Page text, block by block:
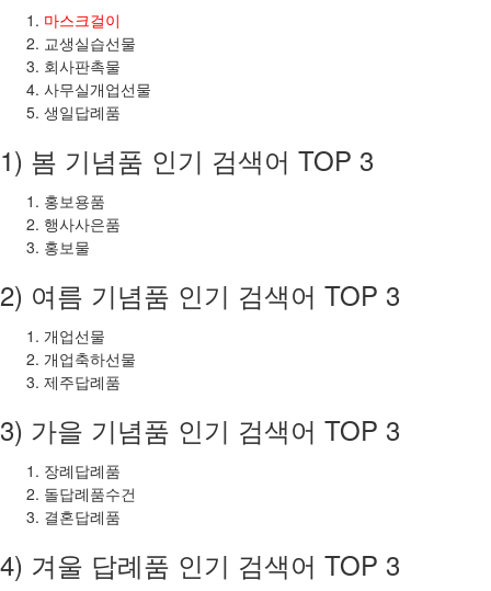
마스크걸이
교생실습선물
회사판촉물
사무실개업선물
생일답례품
1) 봄 기념품 인기 검색어 TOP 3
홍보용품
행사사은품
홍보물
2) 여름 기념품 인기 검색어 TOP 3
개업선물
개업축하선물
제주답례품
3) 가을 기념품 인기 검색어 TOP 3
장례답례품
돌답례품수건
결혼답례품
4) 겨울 답례품 인기 검색어 TOP 3